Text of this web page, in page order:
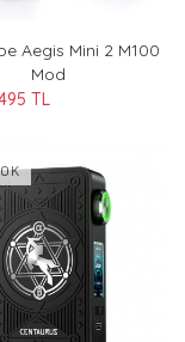
Aegis Mini 2 M100
Mod
TL